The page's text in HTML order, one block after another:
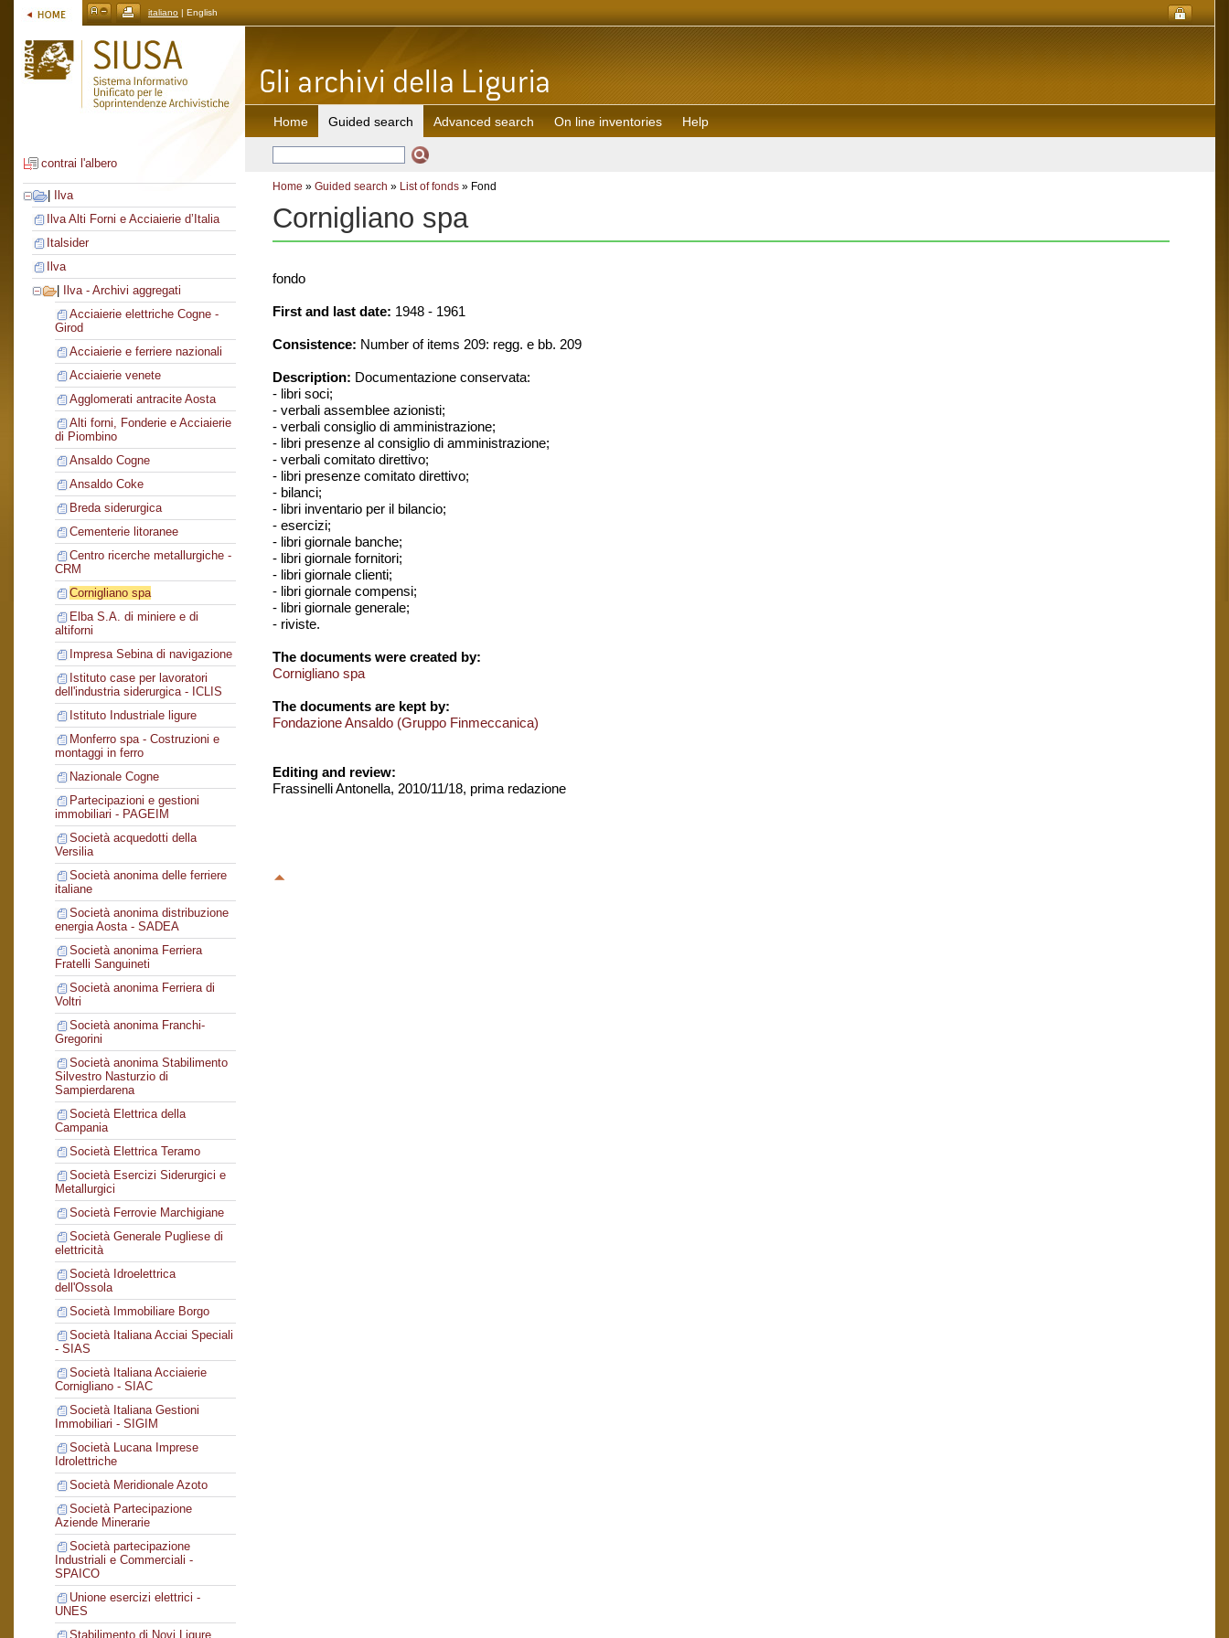
italiano | English
contrai l'albero
Ilva
Ilva Alti Forni e Acciaierie d’Italia
Italsider
Ilva
Ilva - Archivi aggregati
Acciaierie elettriche Cogne -
Girod
Acciaierie e ferriere nazionali
Acciaierie venete
Agglomerati antracite Aosta
Alti forni, Fonderie e Acciaierie
di Piombino
Ansaldo Cogne
Ansaldo Coke
Breda siderurgica
Cementerie litoranee
Centro ricerche metallurgiche -
CRM
Cornigliano spa
Elba S.A. di miniere e di
altiforni
Impresa Sebina di navigazione
Istituto case per lavoratori
dell'industria siderurgica - ICLIS
Istituto Industriale ligure
Monferro spa - Costruzioni e
montaggi in ferro
Nazionale Cogne
Partecipazioni e gestioni
immobiliari - PAGEIM
Società acquedotti della
Versilia
Società anonima delle ferriere
italiane
Società anonima distribuzione
energia Aosta - SADEA
Società anonima Ferriera
Fratelli Sanguineti
Società anonima Ferriera di
Voltri
Società anonima Franchi-
Gregorini
Società anonima Stabilimento
Silvestro Nasturzio di
Sampierdarena
Società Elettrica della
Campania
Società Elettrica Teramo
Società Esercizi Siderurgici e
Metallurgici
Società Ferrovie Marchigiane
Società Generale Pugliese di
elettricità
Società Idroelettrica
dell'Ossola
Società Immobiliare Borgo
Società Italiana Acciai Speciali
- SIAS
Società Italiana Acciaierie
Cornigliano - SIAC
Società Italiana Gestioni
Immobiliari - SIGIM
Società Lucana Imprese
Idrolettriche
Società Meridionale Azoto
Società Partecipazione
Aziende Minerarie
Società partecipazione
Industriali e Commerciali -
SPAICO
Unione esercizi elettrici -
UNES
Stabilimento di Novi Ligure
Home Guided search Advanced search On line inventories Help
Home » Guided search » List of fonds » Fond
Cornigliano spa
fondo
First and last date: 1948 - 1961
Consistence: Number of items 209: regg. e bb. 209
Description: Documentazione conservata:
- libri soci;
- verbali assemblee azionisti;
- verbali consiglio di amministrazione;
- libri presenze al consiglio di amministrazione;
- verbali comitato direttivo;
- libri presenze comitato direttivo;
- bilanci;
- libri inventario per il bilancio;
- esercizi;
- libri giornale banche;
- libri giornale fornitori;
- libri giornale clienti;
- libri giornale compensi;
- libri giornale generale;
- riviste.
The documents were created by:
Cornigliano spa
The documents are kept by:
Fondazione Ansaldo (Gruppo Finmeccanica)
Editing and review:
Frassinelli Antonella, 2010/11/18, prima redazione